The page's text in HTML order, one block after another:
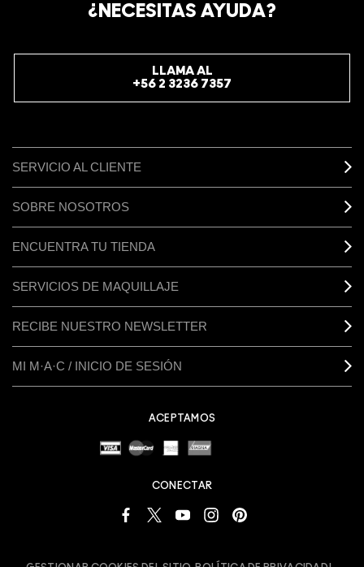
¿NECESITAS AYUDA?
LLAMA AL
+56 2 3236 7357
SERVICIO AL CLIENTE
SOBRE NOSOTROS
ENCUENTRA TU TIENDA
SERVICIOS DE MAQUILLAJE
RECIBE NUESTRO NEWSLETTER
MI M·A·C / INICIO DE SESIÓN
ACEPTAMOS
CONECTAR